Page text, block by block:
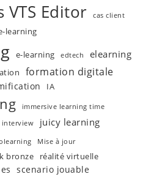
VTS Editor cas client
learning
e-learning edtech elearning
formation digitale
IA
immersive learning time
interview juicy learning
Mise à jour
bronze réalité virtuelle
scenario jouable